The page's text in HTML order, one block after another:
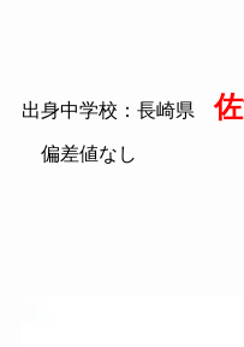
出身中学校：長崎県
偏差値なし